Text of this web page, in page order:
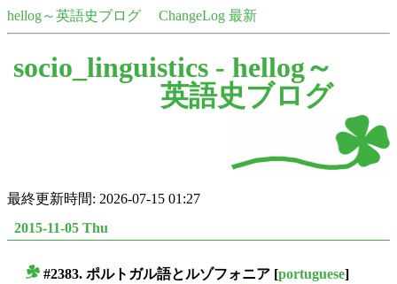
hellog～英語史ブログ ChangeLog 最新
socio_linguistics - hellog～
英語史ブログ
最終更新時間: 2026-07-15 01:27
2015-11-05 Thu
#2383. ポルトガル語とルゾフォニア [portuguese]